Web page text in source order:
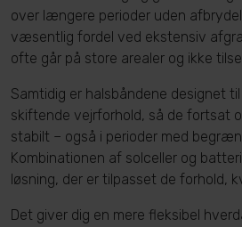
over længere perioder uden
væsentlig fordel ved ekstensiv
ofte går på store arealer og ikke
Samtidig er halsbåndene designet
skiftende vejrforhold, så de fortsat
stabilt – også i perioder med
Kombinationen af solceller og
løsning, der er tilpasset de forhold,
Det giver dig en mere fleksibel